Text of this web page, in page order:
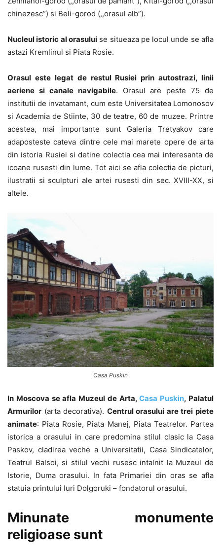
chinezesc”) si Beli-gorod (,,orasul alb”).
Nucleul istoric al orasuluise situeaza pe locul unde se afla
astazi Kremlinul si Piata Rosie.
Orasul este legat de restul Rusiei prin autostrazi, linii
aeriene si canale navigabile. Orasul are peste 75 de
institutii de invatamant, cum este Universitatea Lomonosov
si Academia de Stiinte, 30 de teatre, 60 de muzee. Printre
acestea, mai importante sunt Galeria Tretyakov care
adaposteste cateva dintre cele mai marete opere de arta
din istoria Rusiei si detine colectia cea mai interesanta de
icoane rusesti din lume. Tot aici se afla colectia de picturi,
ilustratii si sculpturi ale artei rusesti din sec. XVIII-XX, si
altele.
Casa Puskin
In Moscova se afla Muzeul de Arta,Casa Puskin, Palatul
Armurilor (arta decorativa). Centrul orasului are trei piete
animate: Piata Rosie, Piata Manej, Piata Teatrelor. Partea
istorica a orasului in care predomina stilul clasic la Casa
Paskov, cladirea veche a Universitatii, Casa Sindicatelor,
Teatrul Balsoi, si stilul vechi rusesc intalnit la Muzeul de
Istorie, Duma orasului. In fata Primariei din oras se afla
statuia printului Iuri Dolgoruki – fondatorul orasului.
Minunate monumente
religioase sunt